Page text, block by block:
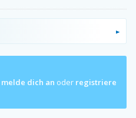
melde dich an oder registriere